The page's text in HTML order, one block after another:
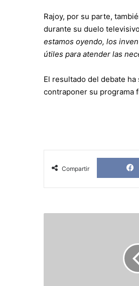
Rajoy, por su parte,
durante su duelo
estamos oyendo, los
útiles para atender las
El resultado del debate
contraponer su programa
Compartir